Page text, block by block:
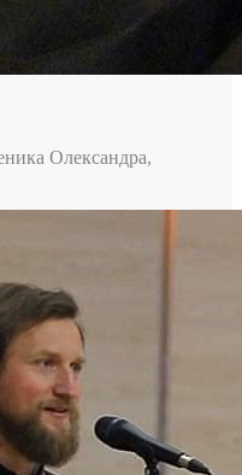
Олександра,